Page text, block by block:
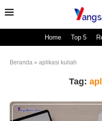
Home Top 5
Beranda » aplikasi kuliah
Tag: